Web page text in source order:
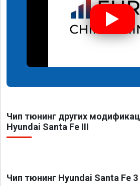
Чип тюнинг других
Hyundai Santa Fe III
Чип тюнинг Hyundai Santa Fe 3